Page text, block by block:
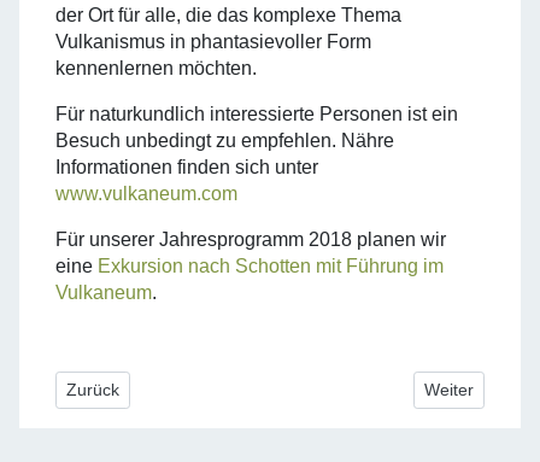
der Ort für alle, die das komplexe Thema
Vulkanismus in phantasievoller Form
kennenlernen möchten.
Für naturkundlich interessierte Personen ist ein
Besuch unbedingt zu empfehlen. Nähre
Informationen finden sich unter
www.vulkaneum.com
Für unserer Jahresprogramm 2018 planen wir
eine Exkursion nach Schotten mit Führung im
Vulkaneum.
Vorheriger Beitrag: Maria Sibylla Merian und die Tradition des
Zurück Nächster
Weiter